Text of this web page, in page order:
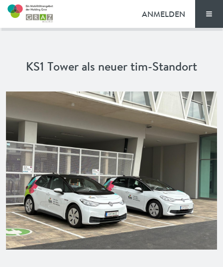
FAQ
NEWS
VORTEILE
ANMELDEN
KS1 Tower als neuer tim-Standort